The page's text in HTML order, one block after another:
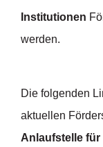
Institutionen
werden.
Die folgenden
aktuellen
Anlaufstelle für